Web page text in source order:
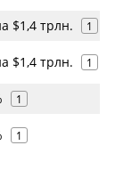
$1,4 трлн. 1
$1,4 трлн. 1
1
1